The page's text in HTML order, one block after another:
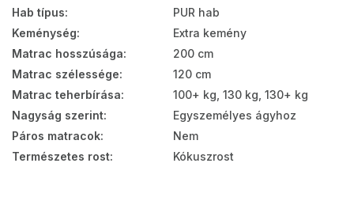
Hab típus:
PUR hab
Keménység:
Extra kemény
Matrac hosszúsága:
200 cm
Matrac szélessége:
120 cm
Matrac teherbírása:
100+ kg, 130 kg, 130+ kg
Nagyság szerint:
Egyszemélyes ágyhoz
Páros matracok:
Nem
Természetes rost: Kókuszrost